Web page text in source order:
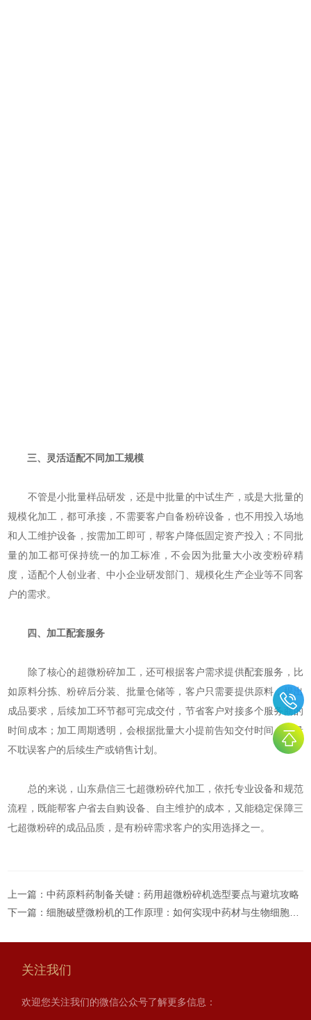
三、灵活适配不同加工规模
不管是小批量样品研发，还是中批量的中试生产，或是大批量的
规模化加工，都可承接，不需要客户自备粉碎设备，也不用投入场地
和人工维护设备，按需加工即可，帮客户降低固定资产投入；不同批
量的加工都可保持统一的加工标准，不会因为批量大小改变粉碎精
度，适配个人创业者、中小企业研发部门、规模化生产企业等不同客
户的需求。
四、加工配套服务
除了核心的超微粉碎加工，还可根据客户需求提供配套服务，比
如原料分拣、粉碎后分装、批量仓储等，客户只需要提供原料，提出
成品要求，后续加工环节都可完成交付，节省客户对接多个服务商的
时间成本；加工周期透明，会根据批量大小提前告知交付时间，尽量
不耽误客户的后续生产或销售计划。
总的来说，山东鼎信三七超微粉碎代加工，依托专业设备和规范
流程，既能帮客户省去自购设备、自主维护的成本，又能稳定保障三
七超微粉碎的成品品质，是有粉碎需求客户的实用选择之一。
上一篇：中药原料药制备关键：药用超微粉碎机选型要点与避坑攻略
下一篇：细胞破壁微粉机的工作原理：如何实现中药材与生物细胞的高效破壁？
关注我们
欢迎您关注我们的微信公众号了解更多信息：